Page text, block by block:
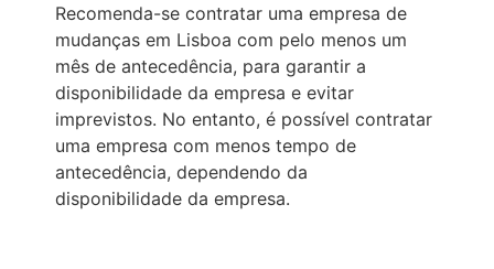
Recomenda-se contratar uma empresa de
mudanças em Lisboa com pelo menos um
mês de antecedência, para garantir a
disponibilidade da empresa e evitar
imprevistos. No entanto, é possível contratar
uma empresa com menos tempo de
antecedência, dependendo da
disponibilidade da empresa.